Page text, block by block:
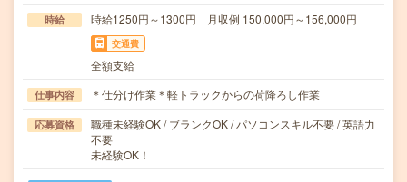
時給 時給1250円～1300円 月収例 150,000円～156,000円
交通費
全額支給
仕事内容 ＊仕分け作業＊軽トラックからの荷降ろし作業
応募資格
職種未経験OK / ブランクOK / パソコンスキル不要 / 英語力
不要
未経験OK！